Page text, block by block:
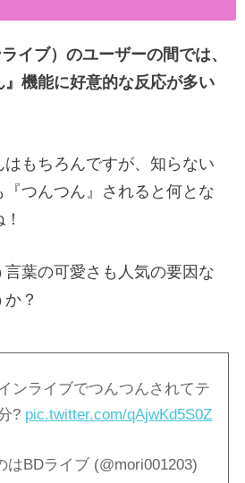
イブ）のユーザーの間では、
機能に好意的な反応が多い
もちろんですが、知らない
つんつん』されると何とな
言葉の可愛さも人気の要因な
？
ンライブでつんつんされてテ
? pic.twitter.com/qAjwKd5S0Z
BDライブ (@mori001203)